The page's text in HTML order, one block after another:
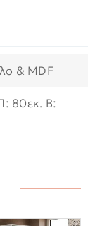
& MDF
80εκ. B: